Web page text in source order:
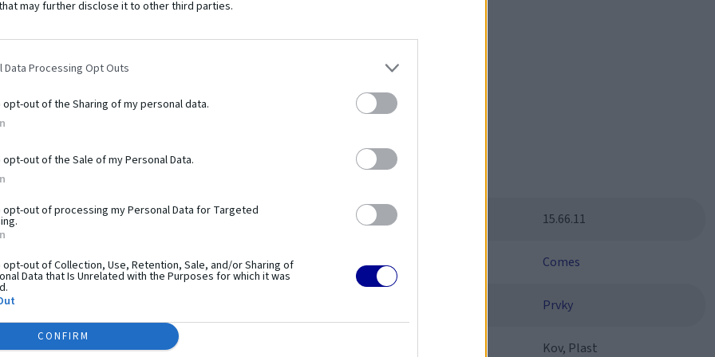
may further disclose it to other third parties.
Data Processing Opt Outs
opt-out of the Sharing of my personal data.
out of the Sale of my Personal Data.
opt-out of processing my Personal Data for Targeted
opt-out of Collection, Use, Retention, Sale, and/or Sharing of
Data that Is Unrelated with the Purposes for which it was
CONFIRM
tentoprodukt výnimočným?
workoutu. Pozostáva z hrázd, bradiel, lavíc a plošín,
využití hmotnosti vlastného tela. Prvky vám umožňujú
Práve preto sú tréningové zostavy z
systém využiteľný pri telovýchovných cvičeniach,
rozvoja. Použitie pevných a odolných materiálov a
používania.
Parametre
15.66.11
Comes
Prvky
Kov, Plast